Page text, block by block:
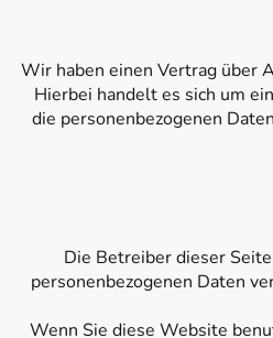
Wir haben einen Vertrag über
Hierbei handelt es sich um
die personenbezogenen
Die Betreiber dieser
personenbezogenen Daten
Wenn Sie diese Website